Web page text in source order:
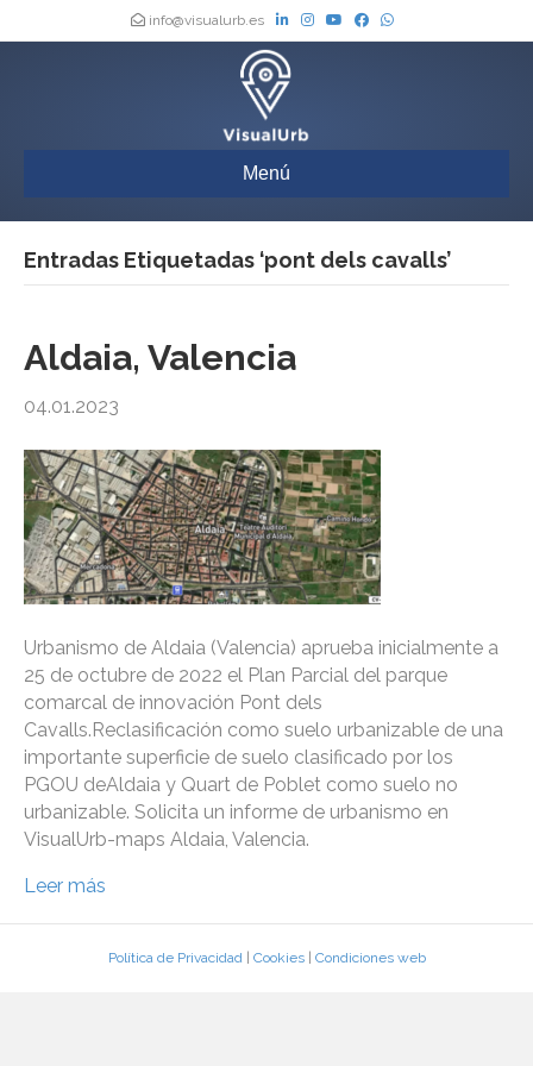
info@visualurb.es
Menú
Entradas Etiquetadas ‘pont dels cavalls’
Aldaia, Valencia
04.01.2023
Urbanismo de Aldaia (Valencia) aprueba inicialmente a
25 de octubre de 2022 el Plan Parcial del parque
comarcal de innovación Pont dels
Cavalls.Reclasificación como suelo urbanizable de una
importante superficie de suelo clasificado por los
PGOU deAldaia y Quart de Poblet como suelo no
urbanizable. Solicita un informe de urbanismo en
VisualUrb-maps Aldaia, Valencia.
Leer más
Política de Privacidad| Cookies| Condiciones web